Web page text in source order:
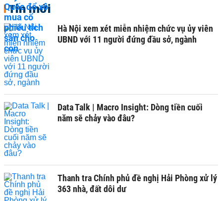
Tin mới
Hà Nội xem xét miễn nhiệm chức vụ ủy viên
UBND với 11 người đứng đầu sở, ngành
Data Talk | Macro Insight: Dòng tiền cuối
năm sẽ chảy vào đâu?
Thanh tra Chính phủ đề nghị Hải Phòng xử lý
363 nhà, đất dôi dư